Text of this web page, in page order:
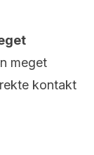
meget
kontakt